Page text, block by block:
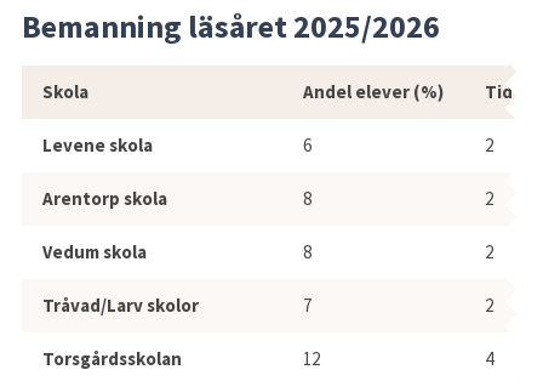
Bemanning läsåret 2025/2026
Bemanning läsåret 2025/2026
Skola Andel elever (%) Tid 1
Levene skola 6 2
Arentorp skola 8 2
Vedum skola 8 2
Tråvad/Larv skolor 7 2
Torsgårdsskolan 12 4